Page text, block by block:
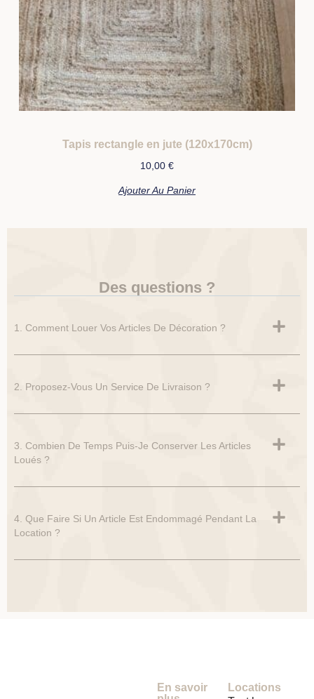
Tapis rectangle en jute (120x170cm)
10,00 €
Ajouter Au Panier
Des questions ?
1. Comment Louer Vos Articles De Décoration ?
2. Proposez-Vous Un Service De Livraison ?
3. Combien De Temps Puis-Je Conserver Les Articles
Loués ?
4. Que Faire Si Un Article Est Endommagé Pendant La
Location ?
Locations
En savoir